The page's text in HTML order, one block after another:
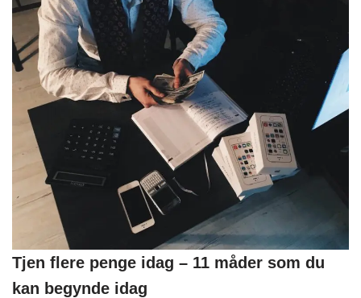
Tjen flere penge idag – 11 måder som du
kan begynde idag